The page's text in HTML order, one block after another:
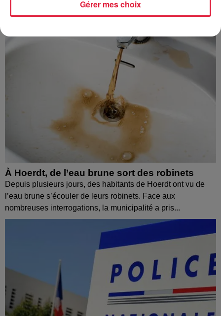
À Hoerdt, de l’eau brune sort des robinets
Depuis plusieurs jours, des habitants de Hoerdt ont vu de
l’eau brune s’écouler de leurs robinets. Face aux
nombreuses interrogations, la municipalité a pris...
Gérer mes choix